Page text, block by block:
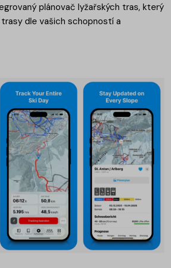
plánovač lyžařských tras, který
dle vašich schopností a